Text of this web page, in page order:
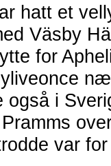
hatt et
Väsby
for
også i
var